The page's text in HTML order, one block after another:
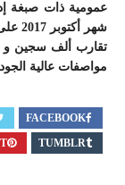
عمومية ذات صبغة
تقارب ألف سجين و
مواصفات عالية
FACEBOOK
TUMBLR